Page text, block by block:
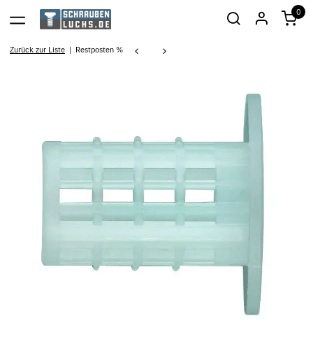
0
Zurück zur Liste Restposten %